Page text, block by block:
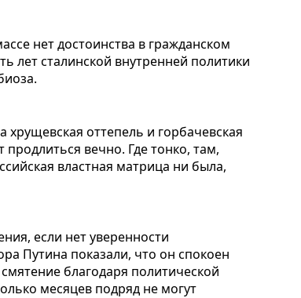
нет достоинства в гражданском
лет сталинской внутренней политики
хрущевская оттепель и горбачевская
вечно. Где тонко, там,
властная матрица ни была,
если нет уверенности
Путина показали, что он спокоен
благодаря политической
месяцев подряд не могут